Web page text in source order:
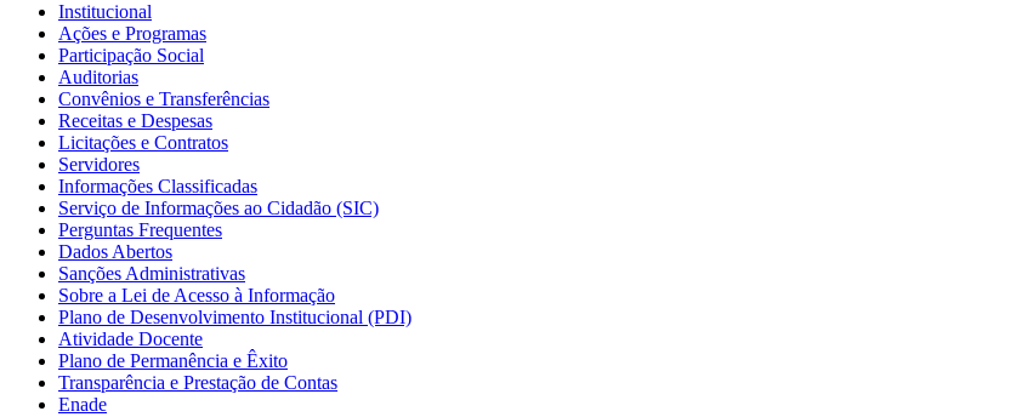
Institucional
Ações e Programas
Participação Social
Auditorias
Convênios e Transferências
Receitas e Despesas
Licitações e Contratos
Servidores
Informações Classificadas
Serviço de Informações ao Cidadão (SIC)
Perguntas Frequentes
Dados Abertos
Sanções Administrativas
Sobre a Lei de Acesso à Informação
Plano de Desenvolvimento Institucional (PDI)
Atividade Docente
Plano de Permanência e Êxito
Transparência e Prestação de Contas
Enade